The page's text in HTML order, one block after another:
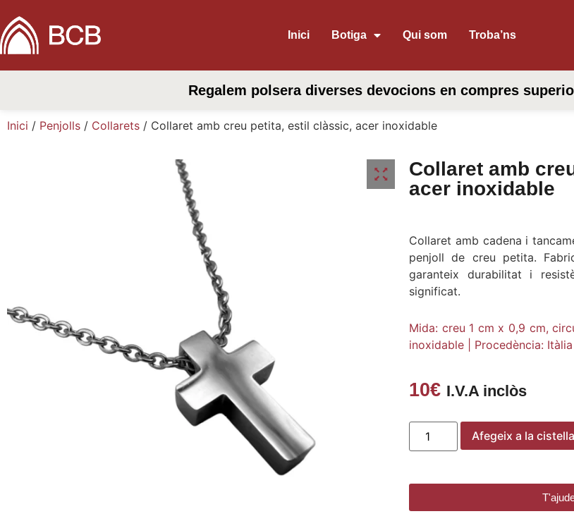
Inici Botiga Qui som Troba’ns
Regalem polsera diverses devocions en compres
Inici / Penjolls / Collarets / Collaret amb creu petita, estil clàssic, acer inoxidable
Collaret amb
acer inoxidable
Collaret amb cadena i
penjoll de creu petita.
garanteix durabilitat i
significat.
Mida: creu 1 cm x 0,9 cm,
inoxidable | Procedència: Itàlia
10€ I.V.A inclòs
Afegeix a la cistella